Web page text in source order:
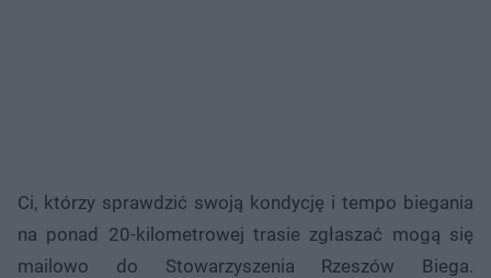
Ci, którzy sprawdzić swoją kondycję i tempo biegania
na ponad 20-kilometrowej trasie zgłaszać mogą się
mailowo do Stowarzyszenia Rzeszów Biega.